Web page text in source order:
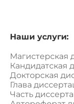
Наши услуги:
Магистерская
Кандидатская
Докторская
Глава
Часть